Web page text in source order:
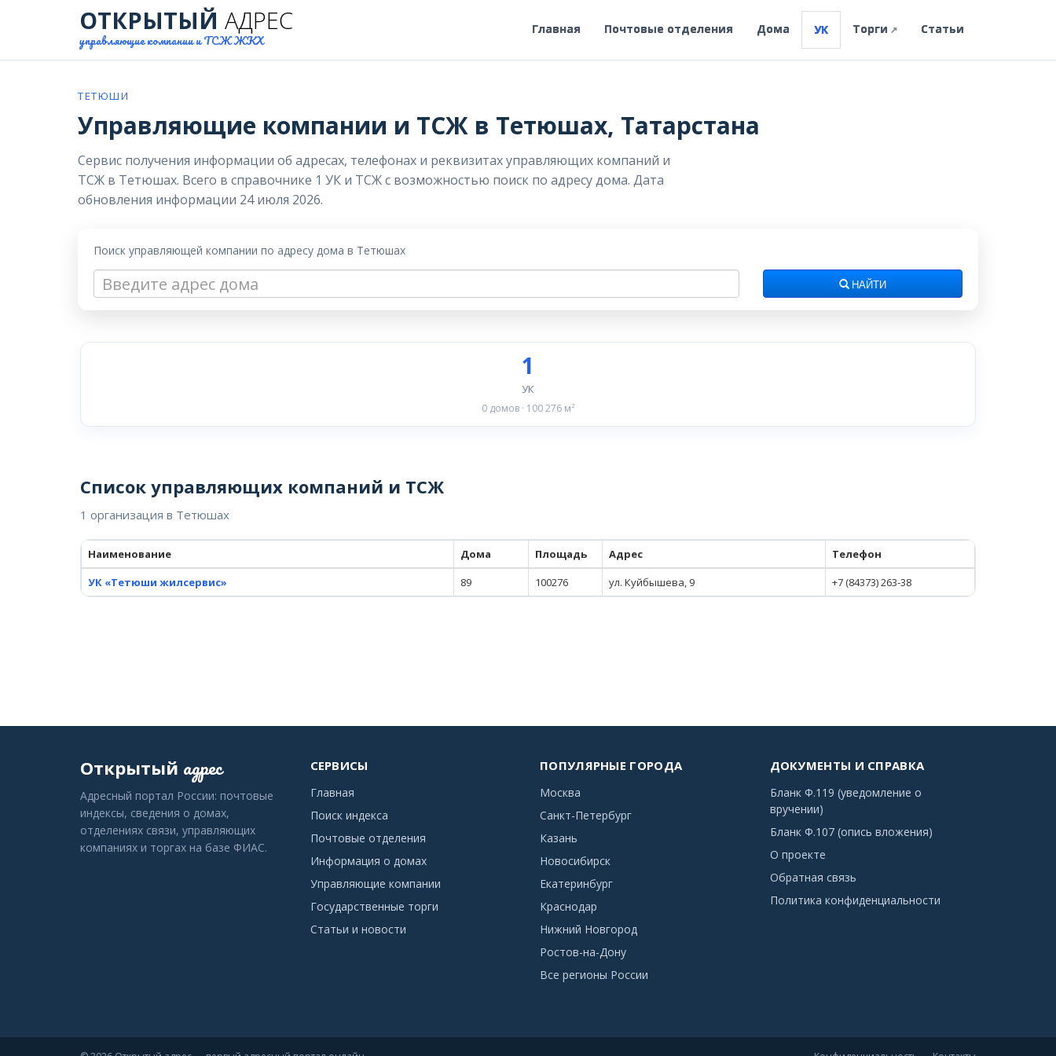
ОТКРЫТЫЙ АДРЕС
управляющие компании и ТСЖ ЖКХ
Главная Почтовые отделения Дома УК Торги ↗ Статьи
ТЕТЮШИ
Управляющие компании и ТСЖ в Тетюшах, Татарстана
Сервис получения информации об адресах, телефонах и реквизитах управляющих компаний и
ТСЖ в Тетюшах. Всего в справочнике 1 УК и ТСЖ с возможностью поиск по адресу дома. Дата
обновления информации 24 июля 2026.
Поиск управляющей компании по адресу дома в Тетюшах
НАЙТИ
1
УК
0 домов · 100 276 м²
Список управляющих компаний и ТСЖ
1 организация в Тетюшах
Наименование Дома Площадь Адрес
Телефон
УК «Тетюши жилсервис»
89 100276 ул. Куйбышева, 9 +7 (84373) 263-38
Открытый адрес
Адресный портал России: почтовые
индексы, сведения о домах,
отделениях связи, управляющих
компаниях и торгах на базе ФИАС.
СЕРВИСЫ
Главная
Поиск индекса
Почтовые отделения
Информация о домах
Управляющие компании
Государственные торги
Статьи и новости
ПОПУЛЯРНЫЕ ГОРОДА
Москва
Санкт-Петербург
Казань
Новосибирск
Екатеринбург
Краснодар
Нижний Новгород
Ростов-на-Дону
Все регионы России
ДОКУМЕНТЫ И СПРАВКА
Бланк Ф.119 (уведомление о
вручении)
Бланк Ф.107 (опись вложения)
О проекте
Обратная связь
Политика конфиденциальности